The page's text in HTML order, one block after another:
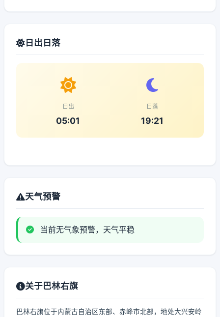
日出日落
日出
05:01
日落
19:21
天气预警
当前无气象预警，天气平稳
关于巴林右旗
巴林右旗位于内蒙古自治区东部、赤峰市北部，地处大兴安岭